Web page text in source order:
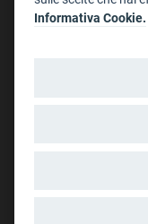
Struttura di
Dichiarazione di
Informativa Cookie.